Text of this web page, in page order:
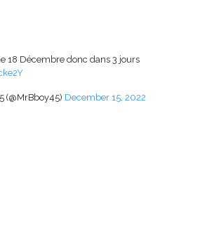
18 Décembre donc dans 3 jours
December 15, 2022